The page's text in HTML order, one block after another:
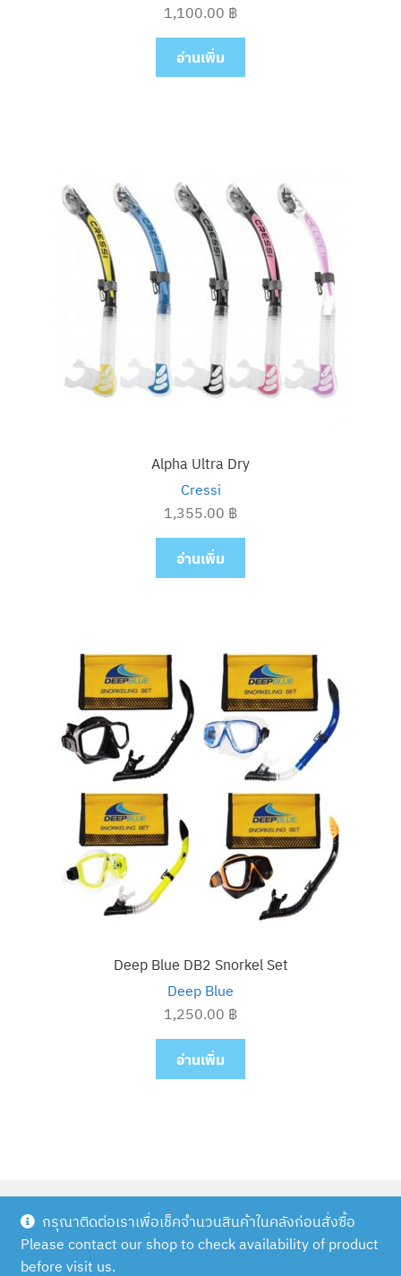
กรุณาติดต่อเราเพื่อเช็คจำนวนสินค้าในคลังก่อนสั่งซื้อ
Please contact our shop to check availability of product
before visit us.
1,100.00 ฿
อ่านเพิ่ม
Alpha Ultra Dry
Cressi
1,355.00 ฿
อ่านเพิ่ม
Deep Blue DB2 Snorkel Set
Deep Blue
1,250.00 ฿
อ่านเพิ่ม
© Scuba Outlet | Diveshop.in.th 2026